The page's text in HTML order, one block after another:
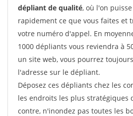
dépliant de qualité, où l'on
rapidement ce que vous faites et
votre numéro d'appel. En
1000 dépliants vous reviendra à
un site web, vous pourrez
l'adresse sur le dépliant.
Déposez ces dépliants chez les
les endroits les plus stratégiques
contre, n'inondez pas toutes les